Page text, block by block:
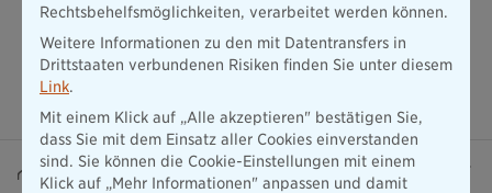
Beraterportal
Rechtsbehelfsmöglichkeiten, verarbeitet werden können.
Weitere Informationen zu den mit Datentransfers in
Drittstaaten verbundenen Risiken finden Sie unter diesem
Link.
Mit einem Klick auf „Alle akzeptieren" bestätigen Sie,
dass Sie mit dem Einsatz aller Cookies einverstanden
sind. Sie können die Cookie-Einstellungen mit einem
Klick auf „Mehr Informationen" anpassen und damit